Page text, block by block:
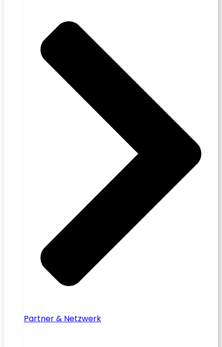
Partner & Netzwerk